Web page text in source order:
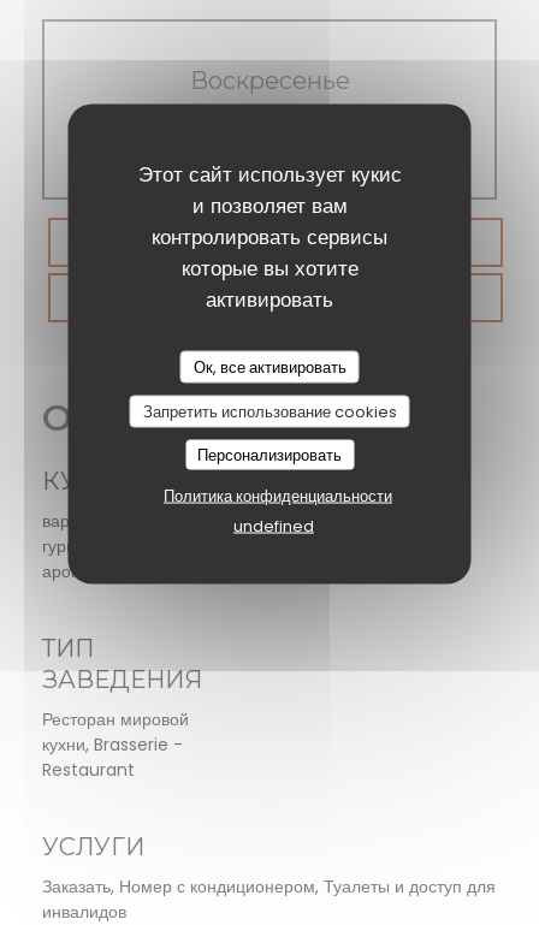
Этот сайт использует кукис
и позволяет вам
контролировать сервисы
которые вы хотите
активировать
Ок, все активировать
Запретить использование cookies
Персонализировать
Политика конфиденциальности
undefined
Воскресенье
ЗАБРОНИРОВАТЬ СТОЛИК
ВАУЧЕРЫ
Общая информация
КУХНЯ
вареные блюда, Desserts maison, Буфеты для
гурманов, Салаты, Vegan Friendly, гриль, Мировой
аромат
ТИП
ЗАВЕДЕНИЯ
Ресторан мировой
кухни, Brasserie -
Restaurant
УСЛУГИ
Заказать, Номер с кондиционером, Туалеты и доступ для
инвалидов